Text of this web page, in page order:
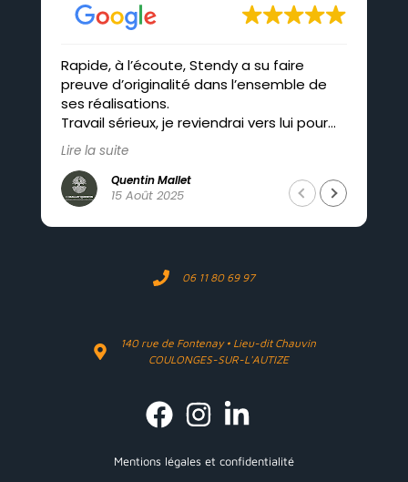
Rapide, à l’écoute, Stendy a su faire
preuve d’originalité dans l’ensemble de
ses réalisations.
Travail sérieux, je reviendrai vers lui pour
mes futurs projets.
Lire la suite
Quentin Mallet
15 Août 2025
06 11 80 69 97
140 rue de Fontenay • Lieu-dit Chauvin
COULONGES-SUR-L'AUTIZE
Mentions légales et confidentialité